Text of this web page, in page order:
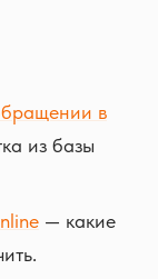
в
из базы
— какие